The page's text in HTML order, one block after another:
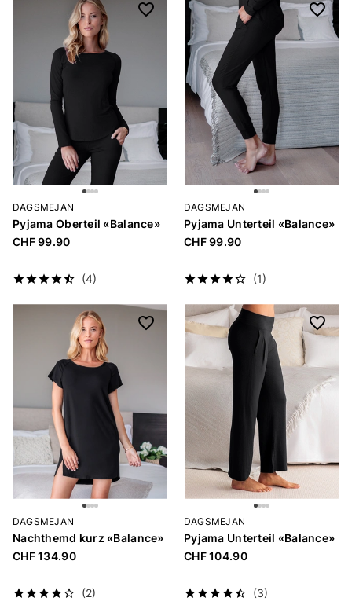
DAGSMEJAN
Pyjama Oberteil «Balance»
CHF 99.90
(4)
DAGSMEJAN
Pyjama Unterteil «Balance»
CHF 99.90
(1)
DAGSMEJAN
Nachthemd kurz «Balance»
CHF 134.90
(2)
DAGSMEJAN
Pyjama Unterteil «Balance»
CHF 104.90
(3)